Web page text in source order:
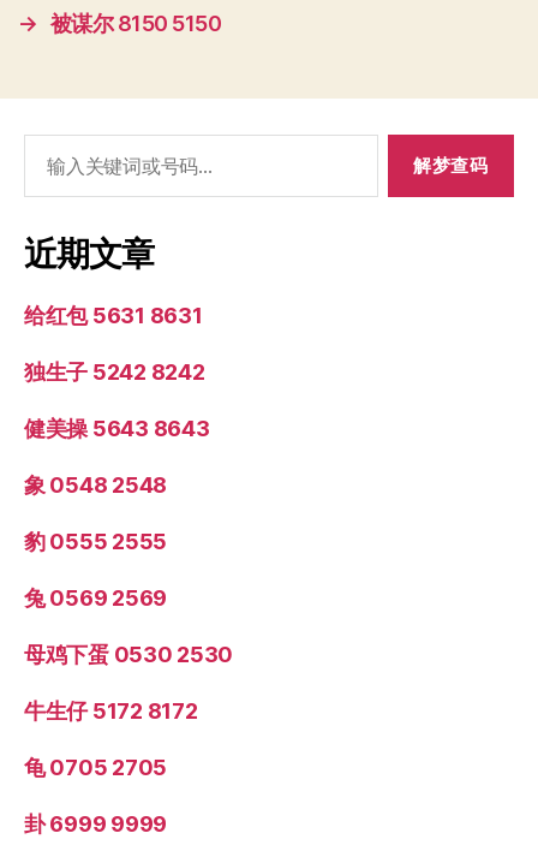
→ 被谋尔 8150 5150
索：
近期文章
给红包 5631 8631
独生子 5242 8242
健美操 5643 8643
象 0548 2548
豹 0555 2555
兔 0569 2569
母鸡下蛋 0530 2530
牛生仔 5172 8172
龟 0705 2705
卦 6999 9999